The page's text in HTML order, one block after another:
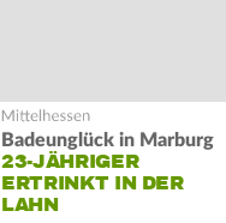
Badeunglück in Marburg
23-JÄHRIGER
ERTRINKT IN DER
LAHN